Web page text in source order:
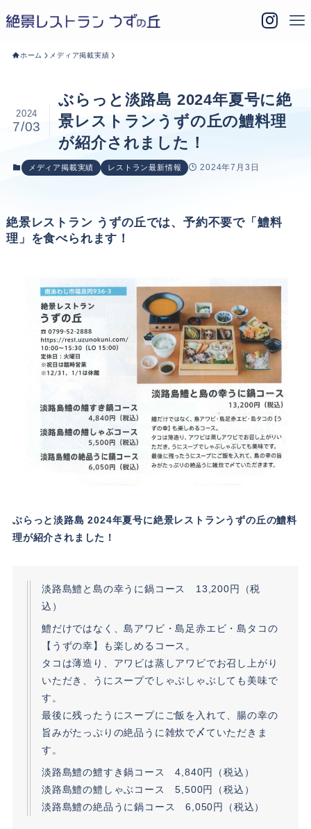
ホーム メディア掲載実績
ぶらっと淡路島 2024年夏号に絶
景レストランうずの丘の鱧料理
が紹介されました！
2024
7/03
メディア掲載実績 レストラン最新情報 2024年7月3日
絶景レストラン うずの丘では、予約不要で「鱧料
理」を食べられます！
ぶらっと淡路島 2024年夏号に絶景レストランうずの丘の鱧料
理が紹介されました！
淡路島鱧と島の幸うに鍋コース 13,200円（税
込）
鱧だけではなく、島アワビ・島足赤エビ・島タコの
【うずの幸】も楽しめるコース。
タコは薄造り、アワビは蒸しアワビでお召し上がり
いただき、うにスープでしゃぶしゃぶしても美味で
す。
最後に残ったうにスープにご飯を入れて、腸の幸の
旨みがたっぷりの絶品うに雑炊で〆ていただきま
す。
淡路島鱧の鱧すき鍋コース 4,840円（税込）
淡路島鱧の鱧しゃぶコース 5,500円（税込）
淡路島鱧の絶品うに鍋コース 6,050円（税込）